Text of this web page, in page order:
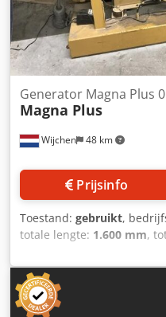
Wijchen 48 km
Generator Magna Plus 0
Magna Plus
Prijsinfo
Toestand: gebruikt,
totale lengte: 1.600 mm,
, Ledig
aanvraag Crodjzrg Ntopfx
Documentatie aanwezig:
CE certificaat aanwezig: